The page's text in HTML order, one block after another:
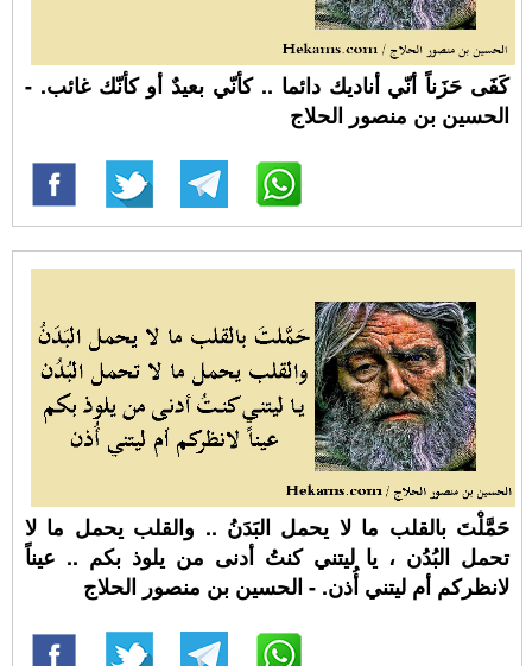
كَفَى حَزَناً أنّي أناديك دائما .. كأنّي بعيدٌ أو كأنّك غائب. -
الحسين بن منصور الحلاج
حَمَّلْتَ بالقلب ما لا يحمل البَدَنُ .. والقلب يحمل ما لا
تحمل البُدُن ، يا ليتني كنتُ أدنى من يلوذ بكم .. عيناً
لانظركم أم ليتني أُذن. - الحسين بن منصور الحلاج